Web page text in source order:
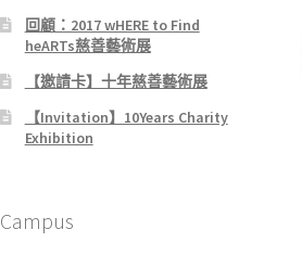
回顧：2017 wHERE to Find
heARTs慈善藝術展
【邀請卡】十年慈善藝術展
【Invitation】10Years Charity
Exhibition
Campus